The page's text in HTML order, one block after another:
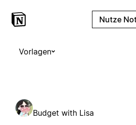
Nutze
Vorlagen
Budget with Lisa